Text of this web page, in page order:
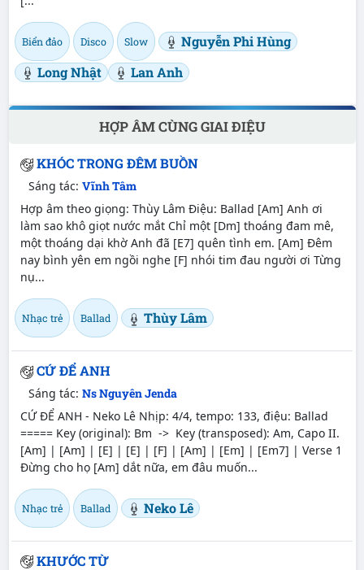
Biển đảo Disco Slow
Nguyễn Phi Hùng
Long Nhật
Lan Anh
HỢP ÂM CÙNG GIAI ĐIỆU
KHÓC TRONG ĐÊM BUỒN
Sáng tác: Vĩnh Tâm
Hợp âm theo giọng: Thùy Lâm Điệu: Ballad [Am] Anh ơi
làm sao khô giọt nước mắt Chỉ một [Dm] thoáng đam mê,
một thoáng dại khờ Anh đã [E7] quên tình em. [Am] Đêm
nay bình yên em ngồi nghe [F] nhói tim đau người ơi Từng
nụ...
Nhạc trẻ Ballad Thùy Lâm
CỨ ĐỂ ANH
Sáng tác: Ns Nguyên Jenda
CỨ ĐỂ ANH - Neko Lê Nhịp: 4/4, tempo: 133, điệu: Ballad
===== Key (original): Bm -> Key (transposed): Am, Capo II.
[Am] | [Am] | [E] | [E] | [F] | [Am] | [Em] | [Em7] | Verse 1
Đừng cho họ [Am] dắt nữa, em đâu muốn...
Nhạc trẻ Ballad Neko Lê
KHƯỚC TỪ